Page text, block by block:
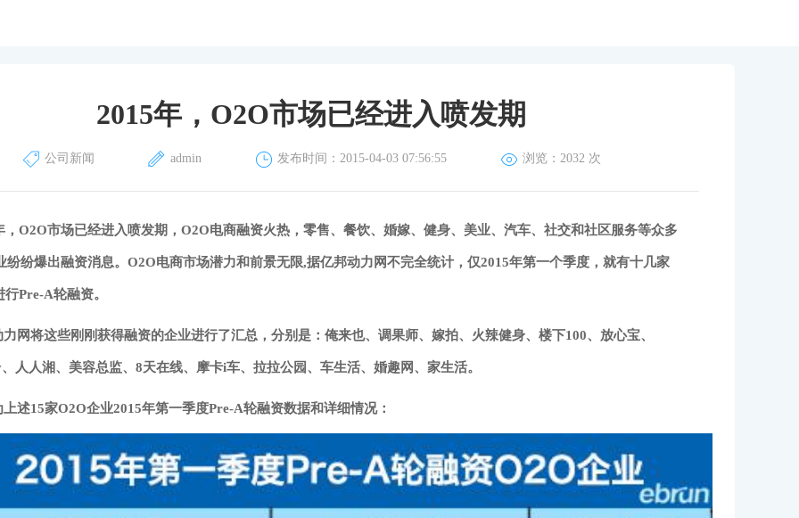
2015年，O2O市场已经进入喷发期
公司新闻 admin 发布时间：2015-04-03 07:56:55 浏览： 2032 次
，O2O市场已经进入喷发期，O2O电商融资火热，零售、餐饮、婚嫁、健身、美业、汽车、社交和社区服务等众多
纷纷爆出融资消息。O2O电商市场潜力和前景无限,据亿邦动力网不完全统计，仅2015年第一个季度，就有十几家
Pre-A轮融资。
力网将这些刚刚获得融资的企业进行了汇总，分别是：俺来也、调果师、嫁拍、火辣健身、楼下100、放心宝、
人人湘、美容总监、8天在线、摩卡i车、拉拉公园、车生活、婚趣网、家生活。
上述15家O2O企业2015年第一季度Pre-A轮融资数据和详细情况：